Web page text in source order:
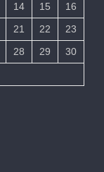
14 15
16
21 22
23
28 29
30